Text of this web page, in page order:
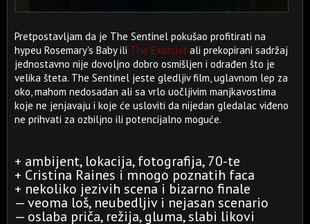
Pretpostavljam da je The Sentinel pokušao profitirati na
hypeu Rosemary's Baby ili The Exorcist ali prekopirani sadržaj
jednostavno nije dovoljno dobro osmišljen i odrađen što je
velika šteta. The Sentinel jeste gledljiv film, uglavnom lep za
oko, mahom nedosadan ali sa vrlo uočljivim manjkavostima
koje ne jenjavaju i koje će usloviti da nijedan gledalac viđeno
ne prihvati za ozbiljno ili potencijalno moguće.
+ ambijent, lokacija, fotografija, 70-te
+ Cristina Raines i mnogo poznatih faca
+ nekoliko jezivih scena i bizarno finale
— veoma loš, neubedljiv i nejasan scenario
— oslaba priča, režija, gluma, slabi likovi